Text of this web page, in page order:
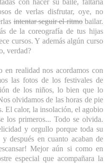
con hacer su baile, faltaría
de verlas disfrutar, oye, no
intentar seguir el ritmobailar.
de la coreografía de tus hijas
cursos. Y además algún curso
verdad?
realidad nos acordamos con
las fotos de los festivales de
de los niños, lo bien que lo
olvidamos de las horas de pie
El calor, la insolación, el agobio
los primeros... Todo se olvida.
y orgullo porque toda su
después en cuanto acaban de
Mejor aún si como en
especial que acompañara la